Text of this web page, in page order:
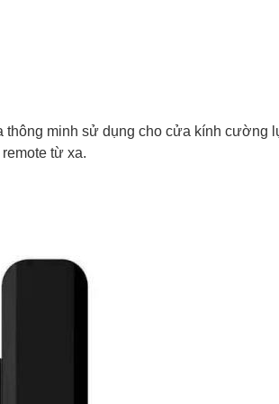
thông minh sử dụng cho cửa kính cường
từ xa.